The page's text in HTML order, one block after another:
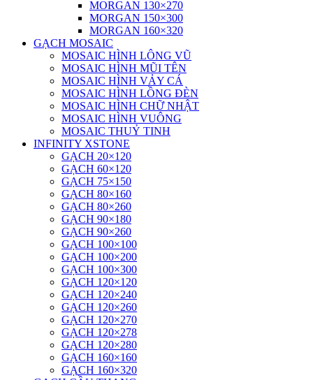
MORGAN 130×270
MORGAN 150×300
MORGAN 160×320
GẠCH MOSAIC
MOSAIC HÌNH LÔNG VŨ
MOSAIC HÌNH MŨI TÊN
MOSAIC HÌNH VẢY CÁ
MOSAIC HÌNH LỒNG ĐÈN
MOSAIC HÌNH CHỮ NHẬT
MOSAIC HÌNH VUÔNG
MOSAIC THUỶ TINH
INFINITY XSTONE
GẠCH 20×120
GẠCH 60×120
GẠCH 75×150
GẠCH 80×160
GẠCH 80×260
GẠCH 90×180
GẠCH 90×260
GẠCH 100×100
GẠCH 100×200
GẠCH 100×300
GẠCH 120×120
GẠCH 120×240
GẠCH 120×260
GẠCH 120×270
GẠCH 120×278
GẠCH 120×280
GẠCH 160×160
GẠCH 160×320